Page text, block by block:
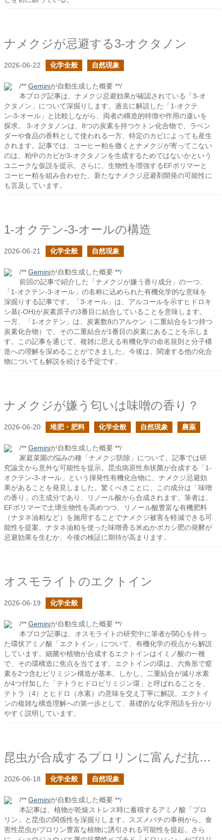
ナメクジが忌避する3-オクタノン
2026-06-22 化学全般 自然現象
/** Geminiが自動生成した概要 **/
本ブログ記事は、ナメクジ忌避効果が確認されている「3-オ
クタノン」について深掘りします。過去に解説した「1-オクテ
ン-3-オール」と比較しながら、両者の構造的特徴や作用の違いを
探求。 3-オクタノンは、8つの炭素を持つケトン化合物で、ラベン
ダーや食品の香料として使われる一方、特定のカビによっても産生
されます。記事では、コーヒー粕を撒くとナメクジが寄ってこない
のは、粕中のカビが3-オクタノンを生成するためではないかという
ユニークな仮説を提示。さらに、生物性を増強するEFポリマーと
コーヒー粕を組み合わせた、新たなナメクジ忌避剤開発の可能性に
も言及しています。
1-オクテン-3-オールの構造
2026-06-21 化学全般 自然現象
/** Geminiが自動生成した概要 **/
前回の記事で紹介した「ナメクジが嫌う香り成分」の一つ、
「1-オクテン-3-オール」の名称に込められた有機化学的な意味を
深掘りする記事です。「3-オール」は、アルコールを示すヒドロキ
シ基(-OH)が炭素原子の3番目に結合していることを意味します。
一方、「1-オクテン」は、炭素数8のアルケン（二重結合を1つ持つ
炭素化合物）で、その二重結合が1番目の炭素にあることを示しま
す。この記事を通じて、複雑に思える有機化学の命名規則と分子構
造への理解を深めることができました。今後は、関連する他の化合
物についても解説を続ける予定です。
ナメクジが嫌う匂いは味噌の香り？
2026-06-20 堆肥・肥料 化学全般 自然現象 農薬
/** Geminiが自動生成した概要 **/
家庭菜園の悩みの種「ナメクジ防除」について、記事では研
究論文から意外な可能性を提示。昆虫病原性糸状菌が合成する「1-
オクテン-3-オール」という揮発性有機化合物に、ナメクジ忌避効
果があることを発見しました。驚くべきことに、この成分は「味噌
の香り」の主成分であり、リノール酸から合成されます。筆者は、
EFポリマーで土壌生物性を高めつつ、リノール酸豊富な有機肥料
（ナタネ油粕など）を施用することでナメクジ被害を軽減できる可
能性を提案。ナタネ油粕を使った味噌香る米ぬかボカシ肥の発酵が
忌避効果を生むか、今後の検証に期待が高まります。
オスモライトのエクトイン
2026-06-19 化学全般
/** Geminiが自動生成した概要 **/
本ブログ記事は、オスモライトの研究中に筆者が関心を持っ
た環状アミノ酸「エクトイン」について、有機化学の視点から解説
しています。細菌や植物が合成するエクトインはイミノ酸の一種
で、その環構造に焦点を当てます。エクトインの環は、六角形で窒
素を2つ含むピリミジン構造が基本。しかし、二重結合が減り水素
が4つ付加した「テトラヒドロピリミジン環」と呼ばれることを、
テトラ（4）とヒドロ（水素）の意味を交え丁寧に解説。エクトイ
ンの複雑な構造理解への第一歩として、基礎的な化学用語を分かり
やすく説明しています。
昆虫が合成するプロリンに富んだ抗菌性ペプチド
2026-06-18 化学全般 自然現象
/** Geminiが自動生成した概要 **/
本記事は、植物が乾燥ストレス時に蓄積するアミノ酸「プロ
リン」と昆虫の関係性を深掘りします。スズメバチの事例から、食
害性昆虫がプロリン豊富な植物に誘引される可能性を提起。さら